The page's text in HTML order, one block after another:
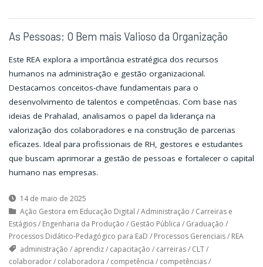
As Pessoas: O Bem mais Valioso da Organização
Este REA explora a importância estratégica dos recursos
humanos na administração e gestão organizacional.
Destacamos conceitos-chave fundamentais para o
desenvolvimento de talentos e competências. Com base nas
ideias de Prahalad, analisamos o papel da liderança na
valorização dos colaboradores e na construção de parcerias
eficazes. Ideal para profissionais de RH, gestores e estudantes
que buscam aprimorar a gestão de pessoas e fortalecer o capital
humano nas empresas.
14 de maio de 2025
Ação Gestora em Educação Digital /Administração / Carreiras e
Estágios/ Engenharia da Produção / Gestão Pública / Graduação /
Processos Didático-Pedagógico para EaD / Processos Gerenciais/ REA
administração / aprendiz/ capacitação / carreiras/ CLT/
colaborador/ colaboradora / competência / competências/